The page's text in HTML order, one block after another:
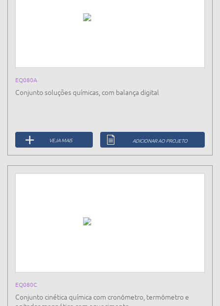
EQ080A
Conjunto soluções químicas, com balança digital
VEJA MAIS ADICIONAR AO PROJETO
EQ080C
Conjunto cinética química com cronômetro, termômetro e